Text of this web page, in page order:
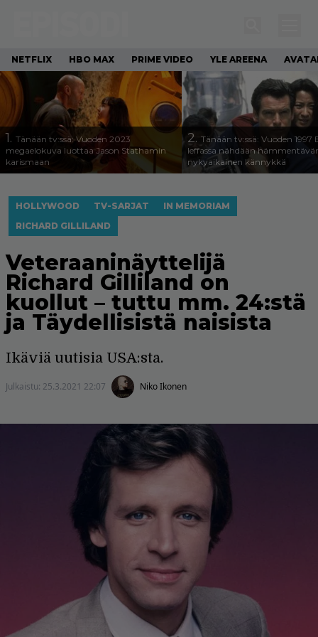
NETFLIX HBO MAX PRIME VIDEO YLE AREENA
1. Tänään tv:ssä: Vuoden 2023
megaelokuva luottaa Jason Stathamin
karismaan
2. Tänään tv:ssä: Vuoden 1997
leffassa nähdään
nykyaikainen kännykkä
HOLLYWOOD TV-SARJAT
IN MEMORIAM
RICHARD GILLILAND
Veteraaninäyttelijä
Richard Gilliland on
kuollut – tuttu mm. 24:stä
ja Täydellisistä naisista
Ikäviä uutisia USA:sta.
Julkaistu: 25.3.2021 22:07 Niko Ikonen